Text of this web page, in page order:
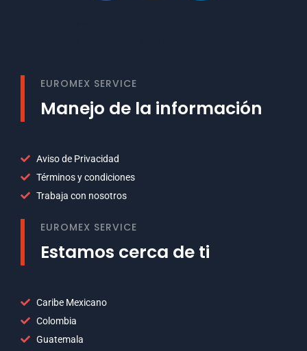
EUROMEX SERVICE
Manejo de la información
Aviso de Privacidad
Términos y condiciones
Trabaja con nosotros
EUROMEX SERVICE
Estamos cerca de ti
Caribe Mexicano
Colombia
Guatemala